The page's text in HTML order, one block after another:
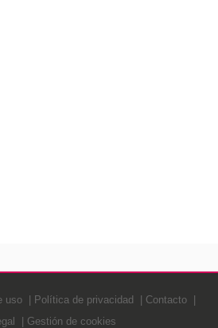
uso Política de privacidad
Contacto
Gestión de cookies